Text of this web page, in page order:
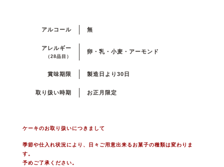
アルコール 無
アレルギー
（28品目）
卵・乳・小麦・アーモンド
賞味期限 製造日より30日
取り扱い時期 お正月限定
ケーキのお取り扱いにつきまして
季節や仕入れ状況により、日々ご用意出来るお菓子の種類は変わりま
す。
予めご了承ください。